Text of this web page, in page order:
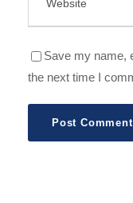
Save my name,
the next time I